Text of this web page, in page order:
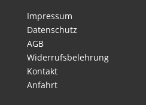
Impressum
Datenschutz
AGB
Widerrufsbelehrung
Kontakt
Anfahrt